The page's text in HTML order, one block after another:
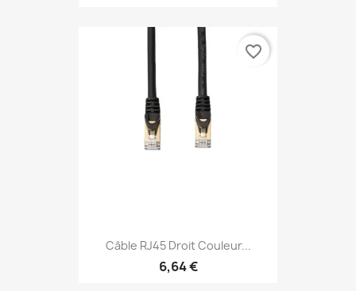
Câble RJ45 Droit Couleur...
6,64 €
favorite_border